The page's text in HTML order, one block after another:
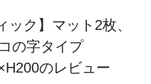
ク】マット2枚、
の字タイプ
のレビュー